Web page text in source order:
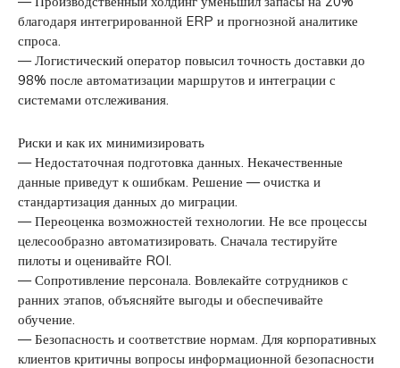
благодаря интегрированной ERP и прогнозной аналитике
спроса.
— Логистический оператор повысил точность доставки до
98% после автоматизации маршрутов и интеграции с
системами отслеживания.
Риски и как их минимизировать
— Недостаточная подготовка данных. Некачественные
данные приведут к ошибкам. Решение — очистка и
стандартизация данных до миграции.
— Переоценка возможностей технологии. Не все процессы
целесообразно автоматизировать. Сначала тестируйте
пилоты и оценивайте ROI.
— Сопротивление персонала. Вовлекайте сотрудников с
ранних этапов, объясняйте выгоды и обеспечивайте
обучение.
— Безопасность и соответствие нормам. Для корпоративных
клиентов критичны вопросы информационной безопасности